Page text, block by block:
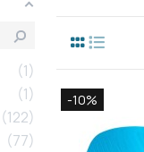
-10%
1
1
122
77